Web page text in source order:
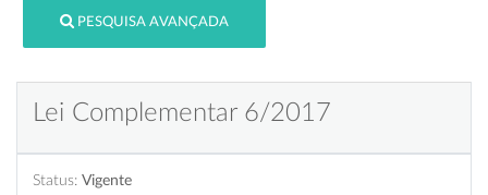
PESQUISA AVANÇADA
Lei Complementar 6/2017
Status: Vigente